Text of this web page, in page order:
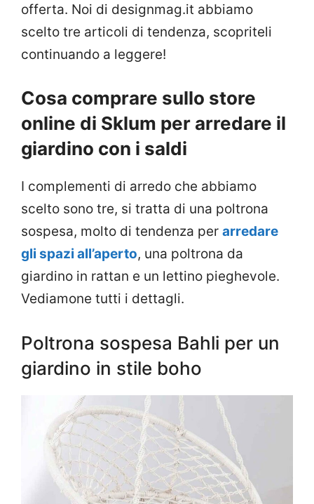
offerta. Noi di designmag.it abbiamo
scelto tre articoli di tendenza, scopriteli
continuando a leggere!
Cosa comprare sullo store
online di Sklum per arredare il
giardino con i saldi
I complementi di arredo che abbiamo
scelto sono tre, si tratta di una poltrona
sospesa, molto di tendenza per arredare
gli spazi all’aperto, una poltrona da
giardino in rattan e un lettino pieghevole.
Vediamone tutti i dettagli.
Poltrona sospesa Bahli per un
giardino in stile boho